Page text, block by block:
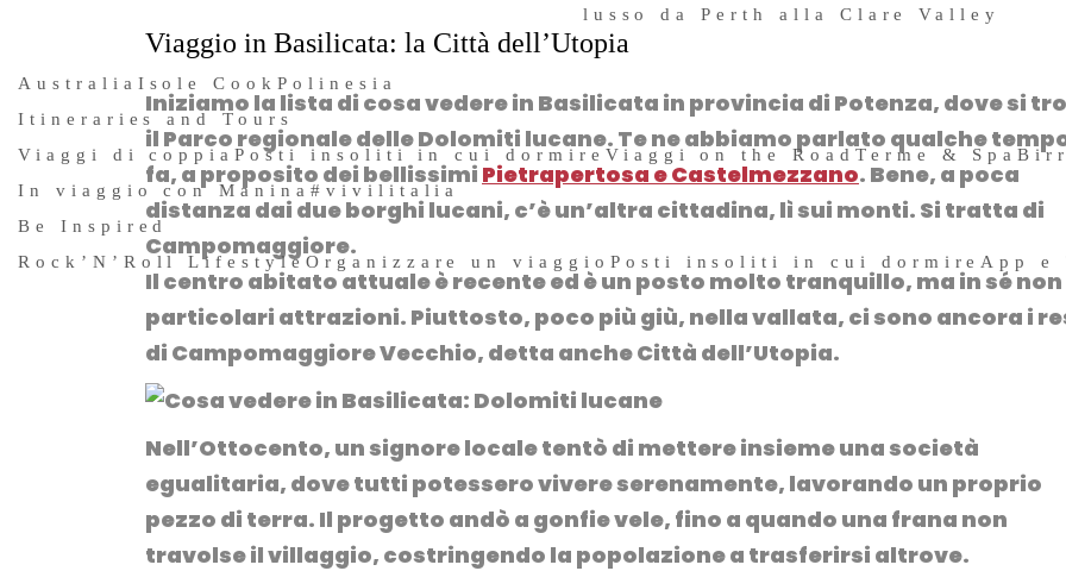
lusso da Perth alla Clare Valley
Australia Isole CookPolinesia
Itineraries and Tours
Viaggi di coppiaPosti insoliti in cui dormire Viaggi on the Road Terme & Spa
In viaggio con Manina #vivilitalia
Be Inspired
Rock’N’Roll Lifestyle Organizzare un viaggio Posti insoliti in cui dormire App e
Viaggio in Basilicata: la Città dell’Utopia
Iniziamo la lista di cosa vedere in Basilicata in provincia di Potenza, dove si
il Parco regionale delle Dolomiti lucane. Te ne abbiamo parlato qualche
fa, a proposito dei bellissimi Pietrapertosa e Castelmezzano. Bene, a poca
distanza dai due borghi lucani, c’è un’altra cittadina, lì sui monti. Si tratta di
Campomaggiore.
Il centro abitato attuale è recente ed è un posto molto tranquillo, ma in sé non
particolari attrazioni. Piuttosto, poco più giù, nella vallata, ci sono ancora i
di Campomaggiore Vecchio, detta anche Città dell’Utopia.
Nell’Ottocento, un signore locale tentò di mettere insieme una società
egualitaria, dove tutti potessero vivere serenamente, lavorando un proprio
pezzo di terra. Il progetto andò a gonfie vele, fino a quando una frana non
travolse il villaggio, costringendo la popolazione a trasferirsi altrove.